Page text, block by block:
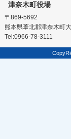
津奈木町役場
〒869-5692
熊本県葦北郡津奈木町
Tel:0966-78-3111